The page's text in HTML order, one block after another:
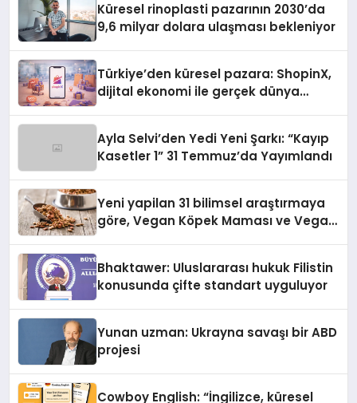
Küresel rinoplasti pazarının 2030’da
9,6 milyar dolara ulaşması bekleniyor
Türkiye’den küresel pazara: ShopinX,
dijital ekonomi ile gerçek dünya
Ayla Selvi’den Yedi Yeni Şarkı: “Kayıp
Kasetler 1” 31 Temmuz’da Yayımlandı
Yeni yapilan 31 bilimsel araştırmaya
göre, Vegan Köpek Maması ve Vegan
Bhaktawer: Uluslararası hukuk Filistin
konusunda çifte standart uyguluyor
Yunan uzman: Ukrayna savaşı bir ABD
projesi
Cowboy English: “İngilizce, küresel